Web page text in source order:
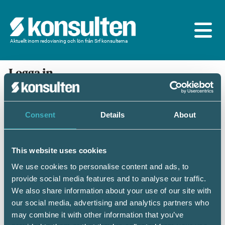
Consent Details About
This website uses cookies
We use cookies to personalise content and ads, to
provide social media features and to analyse our traffic.
We also share information about your use of our site with
our social media, advertising and analytics partners who
may combine it with other information that you’ve
Aktuellt inom redovisning och lön från Srf konsulterna
Logga in
En prenumeration ingår för dig som är
medlem/ansluten till Srf konsulterna. Du loggar in
med BankID eller samma lösenord som du har på
Mobilt BankID
Personnummer(ÅÅÅÅMMDDNNNN)